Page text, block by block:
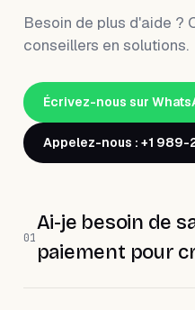
Besoin de plus d'aide ?
conseillers en solutions.
Écrivez-nous sur
Appelez-nous : +1
01
Ai-je besoin de
paiement pour